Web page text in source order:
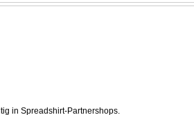
in Spreadshirt-Partnershops.